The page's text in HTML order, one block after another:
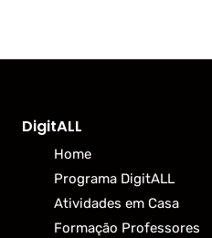
DigitALL
Home
Programa DigitALL
Atividades em Casa
Formação Professores